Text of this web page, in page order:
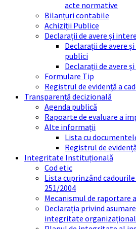
acte normative
Bilanțuri contabile
Achiziții Publice
Declarații de avere și
Declarații de avere
publici
Declarații de avere
Formulare Tip
Registrul de evidență a
Transparență decizională
Agenda publică
Rapoarte de evaluare a
Alte informații
Lista cu
Registrul de
Integritate Instituțională
Cod etic
Lista cuprinzând
251/2004
Mecanismul de raportare
Declarația privind
integritate